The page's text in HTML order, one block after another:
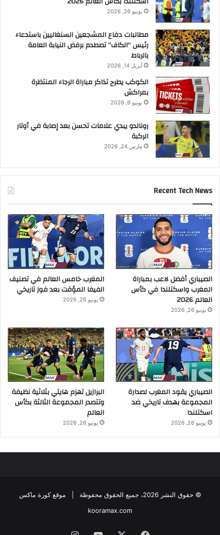
يونيو 26, 2026
مطالبات دفاع المشجعين السنغاليين باستدعاء
رئيس “الكاف” تصطدم برفض النيابة العامة
بالرباط
أبريل 14, 2026
الكوكب يطرح تذاكر مباراة الرجاء المنتظرة
بمراكش
يونيو 6, 2026
رونالدو يبدي علامات تحسن بعد إصابة في أوتار
الركبة
مارس 24, 2026
Recent Tech News
الصيباري أفضل لاعب بمباراة
المغرب واسكتلندا في كأس
العالم 2026
يونيو 26, 2026
المغرب خامس العالم في تصنيف
الفيفا المؤقت بعد فوز تاريخي
يونيو 26, 2026
الصيباري يقود المغرب لصدارة
المجموعة بهدف تاريخي ضد
اسكتلندا
يونيو 26, 2026
البرازيل تهزم هايتي بثلاثية نظيفة
وتتصدر المجموعة الثالثة بكأس
العالم
يونيو 26, 2026
© حقوق النشر 2026، جميع الحقوق محفوظة |
موقع كورة ماكس
kooramax.com